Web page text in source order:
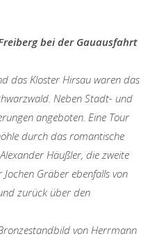
bei der Gauausfahrt
das Kloster Hirsau waren das
Neben Stadt- und
angeboten. Eine Tour
durch das romantische
Häußler, die zweite
Gräber ebenfalls von
zurück über den
von Herrmann